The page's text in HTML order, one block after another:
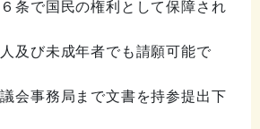
条で国民の権利として保障され
及び未成年者でも請願可能で
会事務局まで文書を持参提出下